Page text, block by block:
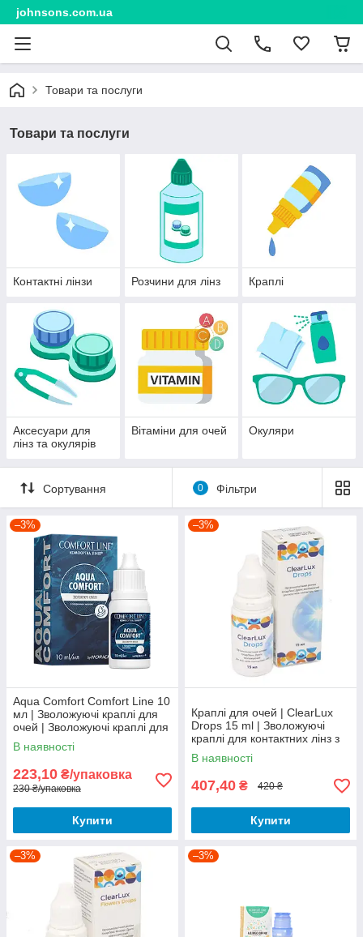
johnsons.com.ua
Товари та послуги
Товари та послуги
Контактні лінзи Розчини для лінз Краплі
Аксесуари для
лінз та окулярів
Вітаміни для очей Окуляри
Сортування 0 Фільтри
–3%
Aqua Comfort Comfort Line 10
мл | Зволожуючі краплі для
очей | Зволожуючі краплі для
лінз | Краплі з гіалуроновою
кислотою
В наявності
223,10 ₴/упаковка
230 ₴/упаковка
Купити
–3%
Краплі для очей | ClearLux
Drops 15 ml | Зволожуючі
краплі для контактних лінз з
гіалуронатом натрію
В наявності
407,40 ₴ 420 ₴
Купити
–3% –3%